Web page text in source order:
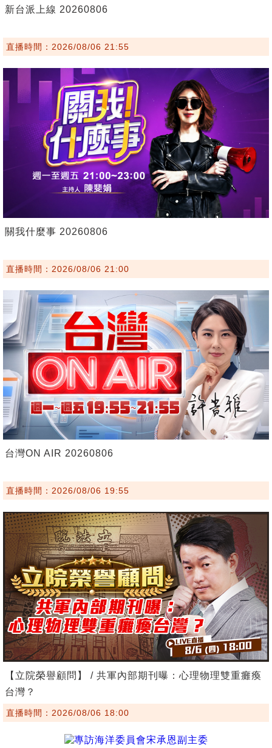
新台派上線 20260806
直播時間：2026/08/06 21:55
關我什麼事 20260806
直播時間：2026/08/06 21:00
台灣ON AIR 20260806
直播時間：2026/08/06 19:55
【立院榮譽顧問】 / 共軍內部期刊曝：心理物理雙重癱瘓
台灣？
直播時間：2026/08/06 18:00